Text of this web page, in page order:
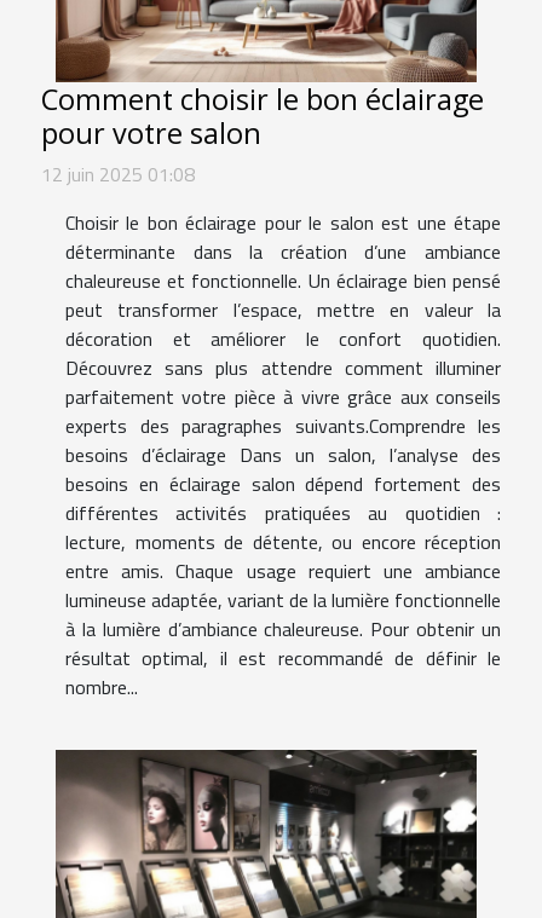
Comment choisir le bon éclairage
pour votre salon
12 juin 2025 01:08
Choisir le bon éclairage pour le salon est une étape
déterminante dans la création d’une ambiance
chaleureuse et fonctionnelle. Un éclairage bien pensé
peut transformer l’espace, mettre en valeur la
décoration et améliorer le confort quotidien.
Découvrez sans plus attendre comment illuminer
parfaitement votre pièce à vivre grâce aux conseils
experts des paragraphes suivants.Comprendre les
besoins d’éclairage Dans un salon, l’analyse des
besoins en éclairage salon dépend fortement des
différentes activités pratiquées au quotidien :
lecture, moments de détente, ou encore réception
entre amis. Chaque usage requiert une ambiance
lumineuse adaptée, variant de la lumière fonctionnelle
à la lumière d’ambiance chaleureuse. Pour obtenir un
résultat optimal, il est recommandé de définir le
nombre...